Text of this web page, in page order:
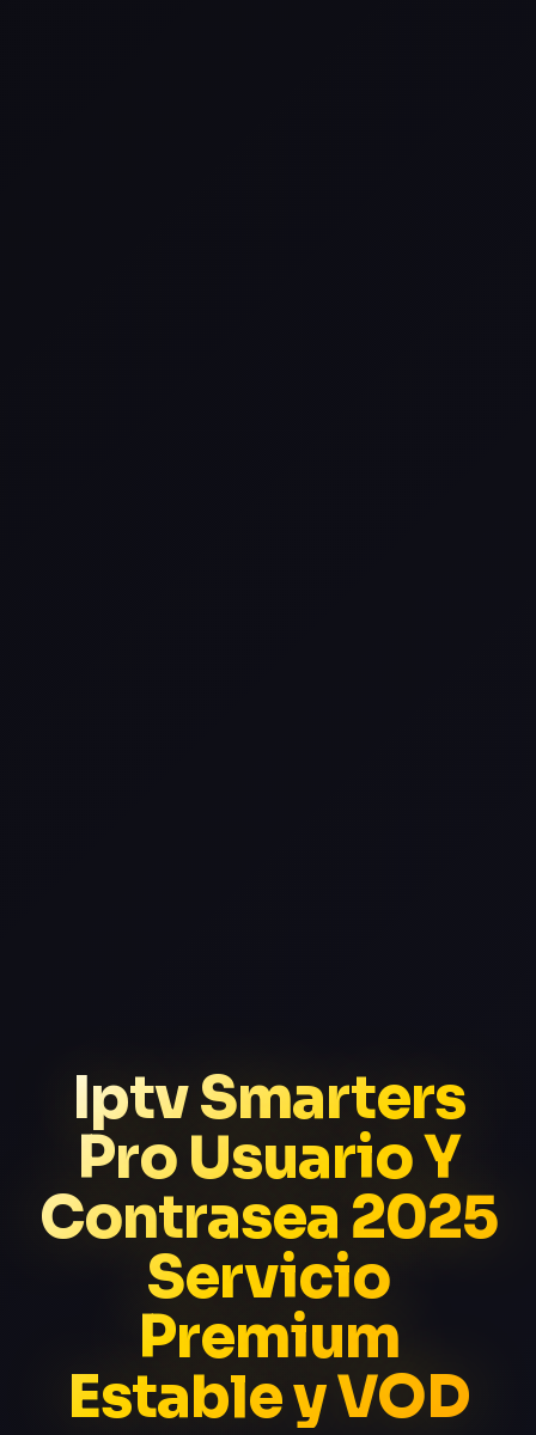
Iptv Smarters
Pro Usuario Y
Contrasea 2025
Servicio
Premium
Estable y VOD